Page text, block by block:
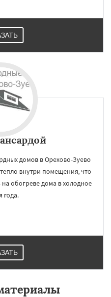
домов в Орехово-Зуево
внутри помещения, что
обогреве дома в холодное
года.